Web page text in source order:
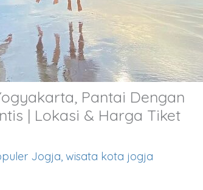
Pantai Dengan
| Lokasi & Harga Tiket
Jogja,wisata kota jogja